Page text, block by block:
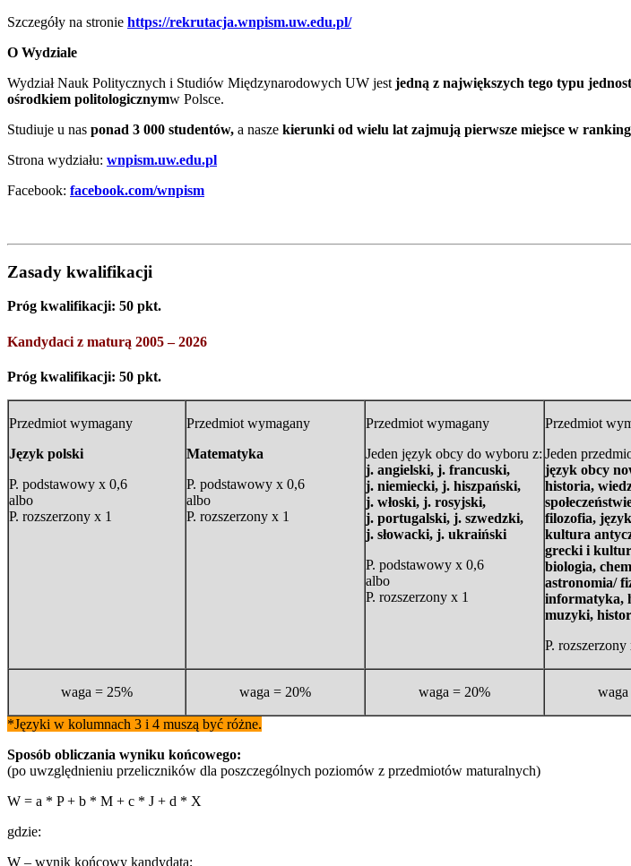
Szczegóły na stronie https://rekrutacja.wnpism.uw.edu.pl/
O Wydziale
Wydział Nauk Politycznych i Studiów Międzynarodowych UW jest jedną z największych tego typu
ośrodkiem politologicznymw Polsce.
Studiuje u nas ponad 3 000 studentów, a nasze kierunki od wielu lat zajmują pierwsze miejsce w
Strona wydziału: wnpism.uw.edu.pl
Facebook: facebook.com/wnpism
Zasady kwalifikacji
Próg kwalifikacji: 50 pkt.
Kandydaci z maturą 2005 – 2026
Próg kwalifikacji: 50 pkt.
Przedmiot wymagany
Język polski
P. podstawowy x 0,6
albo
P. rozszerzony x 1
Przedmiot wymagany
Matematyka
P. podstawowy x 0,6
albo
P. rozszerzony x 1
Przedmiot wymagany
Jeden język obcy do wyboru z:
j. angielski, j. francuski,
j. niemiecki, j. hiszpański,
j. włoski, j. rosyjski,
j. portugalski, j. szwedzki,
j. słowacki, j. ukraiński
P. podstawowy x 0,6
albo
P. rozszerzony x 1
Przedmiot
Jeden
język obcy
historia,
filozofia,
kultura
grecki i
biologia,
astronomia/
informatyka,
muzyki,
P. rozszerzony
waga = 25% waga = 20% waga = 20%
*Języki w kolumnach 3 i 4 muszą być różne.
Sposób obliczania wyniku końcowego:
(po uwzględnieniu przeliczników dla poszczególnych poziomów z przedmiotów maturalnych)
W = a * P + b * M + c * J + d * X
gdzie:
W – wynik końcowy kandydata;